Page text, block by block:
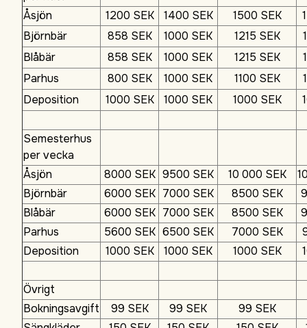
Åsjön
1200 SEK 1400 SEK 1500 SEK
Björnbär
858 SEK 1000 SEK 1215 SEK
Blåbär
858 SEK 1000 SEK 1215 SEK
Parhus
800 SEK 1000 SEK 1100 SEK
Deposition
1000 SEK 1000 SEK 1000 SEK
Semesterhus
per vecka
Åsjön
8000 SEK 9500 SEK 10 000 SEK
Björnbär
6000 SEK 7000 SEK 8500 SEK
Blåbär
6000 SEK 7000 SEK 8500 SEK
Parhus
5600 SEK 6500 SEK 7000 SEK
Deposition
1000 SEK 1000 SEK 1000 SEK
Övrigt
Bokningsavgift
99 SEK 99 SEK
99 SEK